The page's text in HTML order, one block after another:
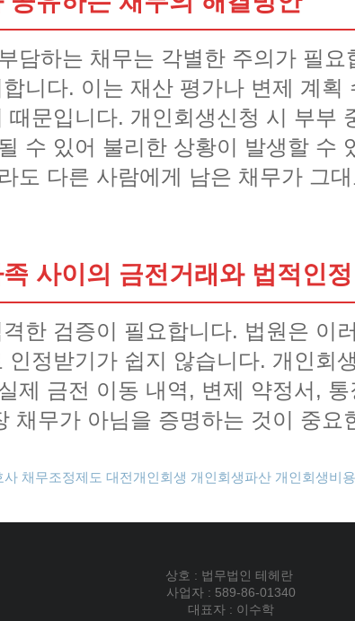
담하는 채무는 각별한 주의가 필
니다. 이는 재산 평가나 변제 계획
때문입니다. 개인회생신청 시 부부
수 있어 불리한 상황이 발생할 수
도 다른 사람에게 남은 채무가 그
사이의 금전거래와 법적인
한 검증이 필요합니다. 법원은 이
정받기가 쉽지 않습니다. 개인회
제 금전 이동 내역, 변제 약정서,
채무가 아님을 증명하는 것이 중
사 채무조정제도 대전개인회생 개인회생파산 개인회생비용
상호 : 법무법인 테헤란
사업자 : 589-86-01340
대표자 : 이수학